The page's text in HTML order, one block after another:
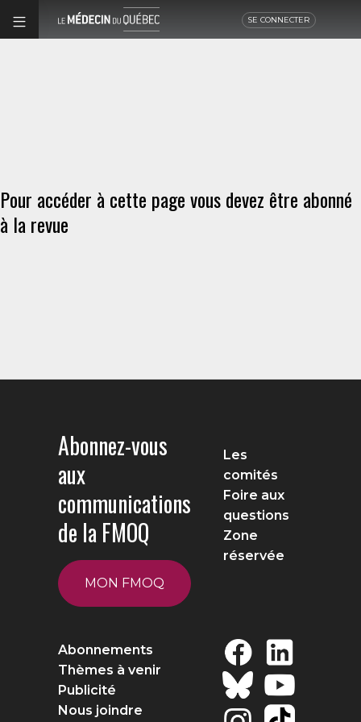
SE CONNECTER
Pour accéder à cette page vous devez être abonné
à la revue
Abonnez-vous
aux
communications
de la FMOQ
MON FMOQ
Les
comités
Foire aux
questions
Zone
réservée
Abonnements
Thèmes à venir
Publicité
Nous joindre